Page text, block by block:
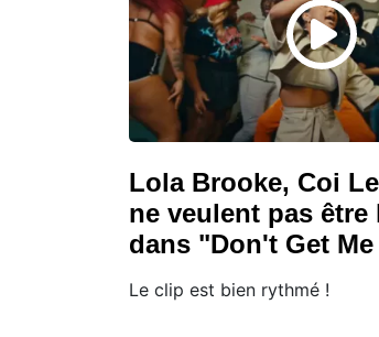
Lola Brooke, Coi
ne veulent pas être
dans "Don't Get
Le clip est bien rythmé !